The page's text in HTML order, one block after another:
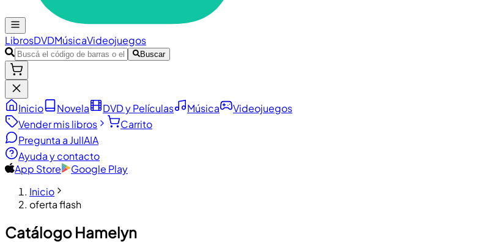
LibrosDVDMúsicaVideojuegos
Buscar
Inicio Novela DVD y Películas Música
Videojuegos
Vender mis libros
Carrito
Pregunta a JulIAIA
Ayuda y contacto
App Store
Google Play
Inicio
oferta flash
Catálogo Hamelyn